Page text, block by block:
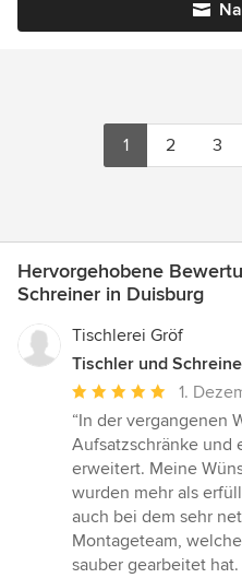
1 2 3
Hervorgehobene
Schreiner in Duisburg
Tischlerei Gröf
Tischler und
Durchschnittliche
Bewertung:
5
von
5
Sternen
1.
“In der vergangenen
Aufsatzschränke und
erweitert. Meine
wurden mehr als
auch bei dem sehr
Montageteam,
sauber gearbeitet